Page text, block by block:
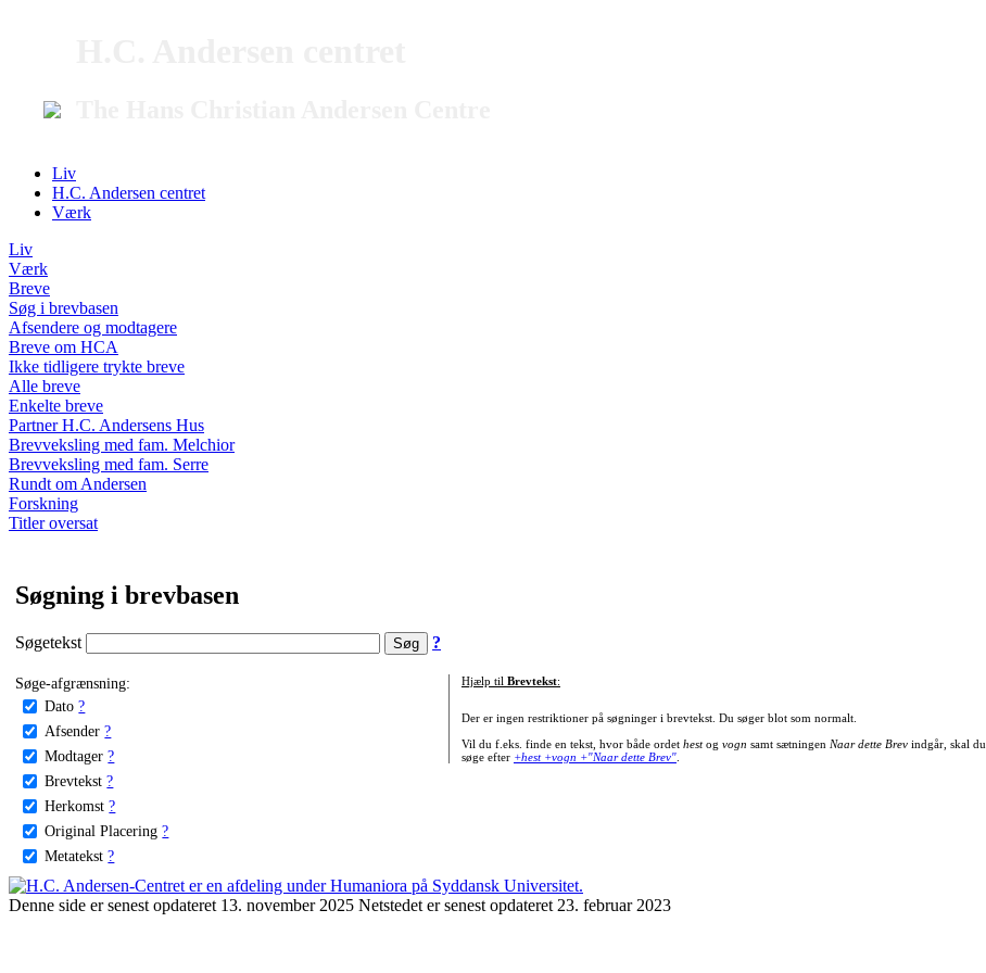
Liv
H.C. Andersen centret
Værk
Liv
Værk
Breve
Søg i brevbasen
Afsendere og modtagere
Breve om HCA
Ikke tidligere trykte breve
Alle breve
Enkelte breve
Partner H.C. Andersens Hus
Brevveksling med fam. Melchior
Brevveksling med fam. Serre
Rundt om Andersen
Forskning
Titler oversat
Søgning i brevbasen
Søgetekst ?
Søge-afgrænsning:
Dato ?
Afsender ?
Modtager ?
Brevtekst ?
Herkomst ?
Original Placering ?
Metatekst ?
Hjælp til Brevtekst:
Der er ingen restriktioner på søgninger i brevtekst. Du søger blot som normalt.
Vil du f.eks. finde en tekst, hvor både ordet hestog vogn samt sætningen Naar dette Brevindgår, skal du
søge efter +hest +vogn +"Naar dette Brev".
Denne side er senest opdateret 13. november 2025 Netstedet er senest opdateret 23. februar 2023